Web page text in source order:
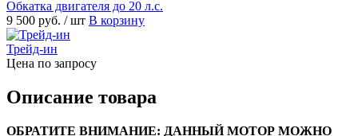
Обкатка двигателя до 20 л.с.
9 500 руб. / шт В корзину
Трейд-ин
Цена по запросу
Описание товара
ОБРАТИТЕ ВНИМАНИЕ: ДАННЫЙ МОТОР МОЖНО